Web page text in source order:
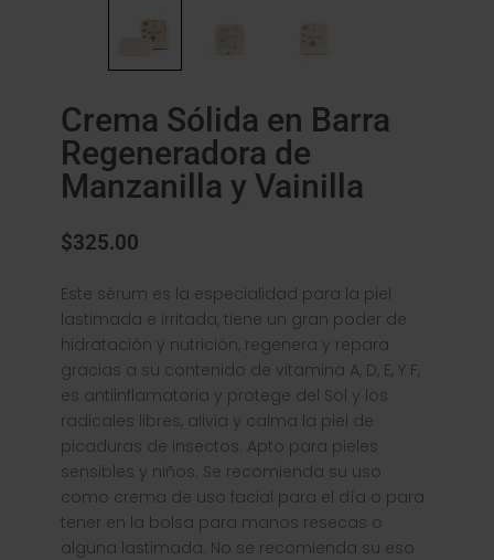
Crema Sólida en Barra
Regeneradora de
Manzanilla y Vainilla
$325.00
Este sérum es la especialidad para la piel
lastimada e irritada, tiene un gran poder de
hidratación y nutrición, regenera y repara
gracias a su contenido de vitamina A, D, E, Y F,
es antiinflamatoria y protege del Sol y los
radicales libres, alivia y calma la piel de
picaduras de insectos. Apto para pieles
sensibles y niños. Se recomienda su uso
como crema de uso facial para el día o para
tener en la bolsa para manos resecas o
alguna lastimada. No se recomienda su eso